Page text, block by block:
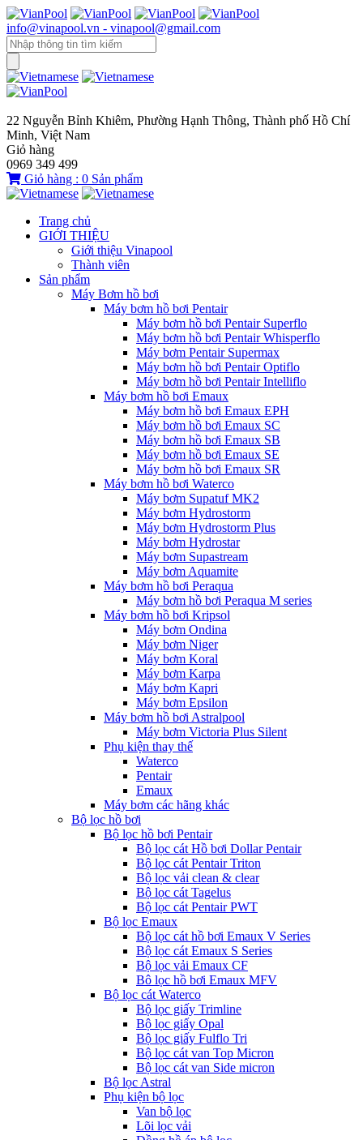
info@vinapool.vn - vinapool@gmail.com
22 Nguyễn Bỉnh Khiêm, Phường Hạnh Thông, Thành phố Hồ Chí
Minh, Việt Nam
Giỏ hàng
0969 349 499
Giỏ hàng : 0 Sản phẩm
Trang chủ
GIỚI THIỆU
Giới thiệu Vinapool
Thành viên
Sản phẩm
Máy Bơm hồ bơi
Máy bơm hồ bơi Pentair
Máy bơm hồ bơi Pentair Superflo
Máy bơm hồ bơi Pentair Whisperflo
Máy bơm Pentair Supermax
Máy bơm hồ bơi Pentair Optiflo
Máy bơm hồ bơi Pentair Intelliflo
Máy bơm hồ bơi Emaux
Máy bơm hồ bơi Emaux EPH
Máy bơm hồ bơi Emaux SC
Máy bơm hồ bơi Emaux SB
Máy bơm hồ bơi Emaux SE
Máy bơm hồ bơi Emaux SR
Máy bơm hồ bơi Waterco
Máy bơm Supatuf MK2
Máy bơm Hydrostorm
Máy bơm Hydrostorm Plus
Máy bơm Hydrostar
Máy bơm Supastream
Máy bơm Aquamite
Máy bơm hồ bơi Peraqua
Máy bơm hồ bơi Peraqua M series
Máy bơm hồ bơi Kripsol
Máy bơm Ondina
Máy bơm Niger
Máy bơm Koral
Máy bơm Karpa
Máy bơm Kapri
Máy bơm Epsilon
Máy bơm hồ bơi Astralpool
Máy bơm Victoria Plus Silent
Phụ kiện thay thế
Waterco
Pentair
Emaux
Máy bơm các hãng khác
Bộ lọc hồ bơi
Bộ lọc hồ bơi Pentair
Bộ lọc cát Hồ bơi Dollar Pentair
Bộ lọc cát Pentair Triton
Bộ lọc vải clean & clear
Bộ lọc cát Tagelus
Bộ lọc cát Pentair PWT
Bộ lọc Emaux
Bộ lọc cát hồ bơi Emaux V Series
Bộ lọc cát Emaux S Series
Bộ lọc vải Emaux CF
Bô lọc hồ bơi Emaux MFV
Bộ lọc cát Waterco
Bộ lọc giấy Trimline
Bộ lọc giấy Opal
Bộ lọc giấy Fulflo Tri
Bộ lọc cát van Top Micron
Bộ lọc cát van Side micron
Bộ lọc Astral
Phụ kiện bộ lọc
Van bộ lọc
Lõi lọc vải